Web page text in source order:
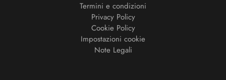
Termini e condizioni
Privacy Policy
Cookie Policy
Impostazioni cookie
Note Legali